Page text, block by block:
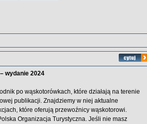
wydanie 2024
po wąskotorówkach, które działają na terenie
publikacji. Znajdziemy w niej aktualne
które oferują przewoźnicy wąskotorowi.
Organizacja Turystyczna. Jeśli nie masz